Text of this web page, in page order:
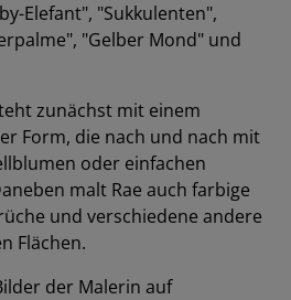
Elefant", "Sukkulenten",
"Gelber Mond" und
zunächst mit einem
Form, die nach und nach mit
oder einfachen
malt Rae auch farbige
und verschiedene andere
Flächen.
der Malerin auf